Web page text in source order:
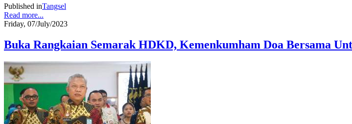
Published inTangsel
Read more...
Friday, 07/July/2023
Buka Rangkaian Semarak HDKD, Kemenkumham Doa Bersama